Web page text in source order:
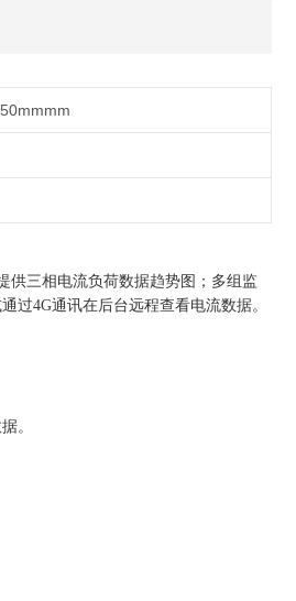
供三相电流负荷数据趋势图；多组监
过4G通讯在后台远程查看电流数据。
。